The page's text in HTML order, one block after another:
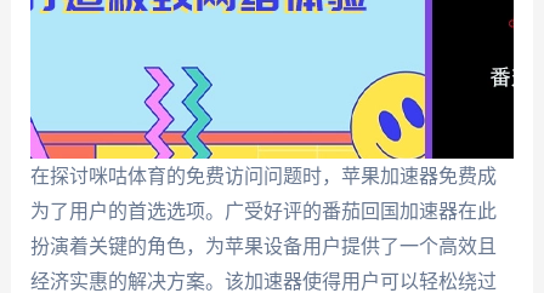
在探讨咪咕体育的免费访问问题时，苹果加速器免费成
为了用户的首选选项。广受好评的番茄回国加速器在此
扮演着关键的角色，为苹果设备用户提供了一个高效且
经济实惠的解决方案。该加速器使得用户可以轻松绕过